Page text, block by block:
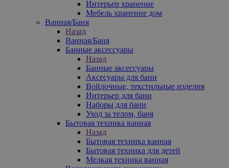
Интерьер хранение
Мебель хранение дом
Ванная/Баня
Назад
Ванная/Баня
Банные аксессуары
Назад
Банные аксессуары
Аксесуары для бани
Войлочные, текстильные изделия
Интерьер для бани
Наборы для бани
Уход за телом, баня
Бытовая техника ванная
Назад
Бытовая техника ванная
Бытовая техника для детей
Мелкая техника ванная